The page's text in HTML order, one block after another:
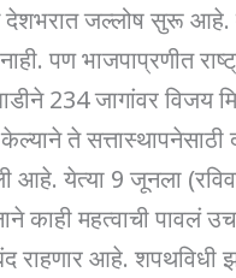
देशभरात जल्लोष सुरू आहे.
पण भाजपाप्रणीत
234 जागांवर विजय
ते सत्तास्थापनेसाठी
आहे. येत्या 9 जूनला
काही महत्वाची
बंद राहणार आहे.